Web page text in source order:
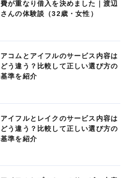
費が重なり借入を決めました｜渡辺
さんの体験談（32歳・女性）
アコムとアイフルのサービス内容は
どう違う？比較して正しい選び方の
基準を紹介
アイフルとレイクのサービス内容は
どう違う？比較して正しい選び方の
基準を紹介